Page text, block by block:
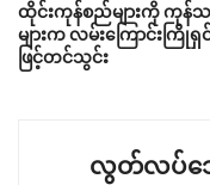
ထိုင်းကုန်စည်များကို ကုန်
များက လမ်းကြောင်းကြိုရှ
ဖြင့်တင်သွင်း
လွတ်လပ်သေ